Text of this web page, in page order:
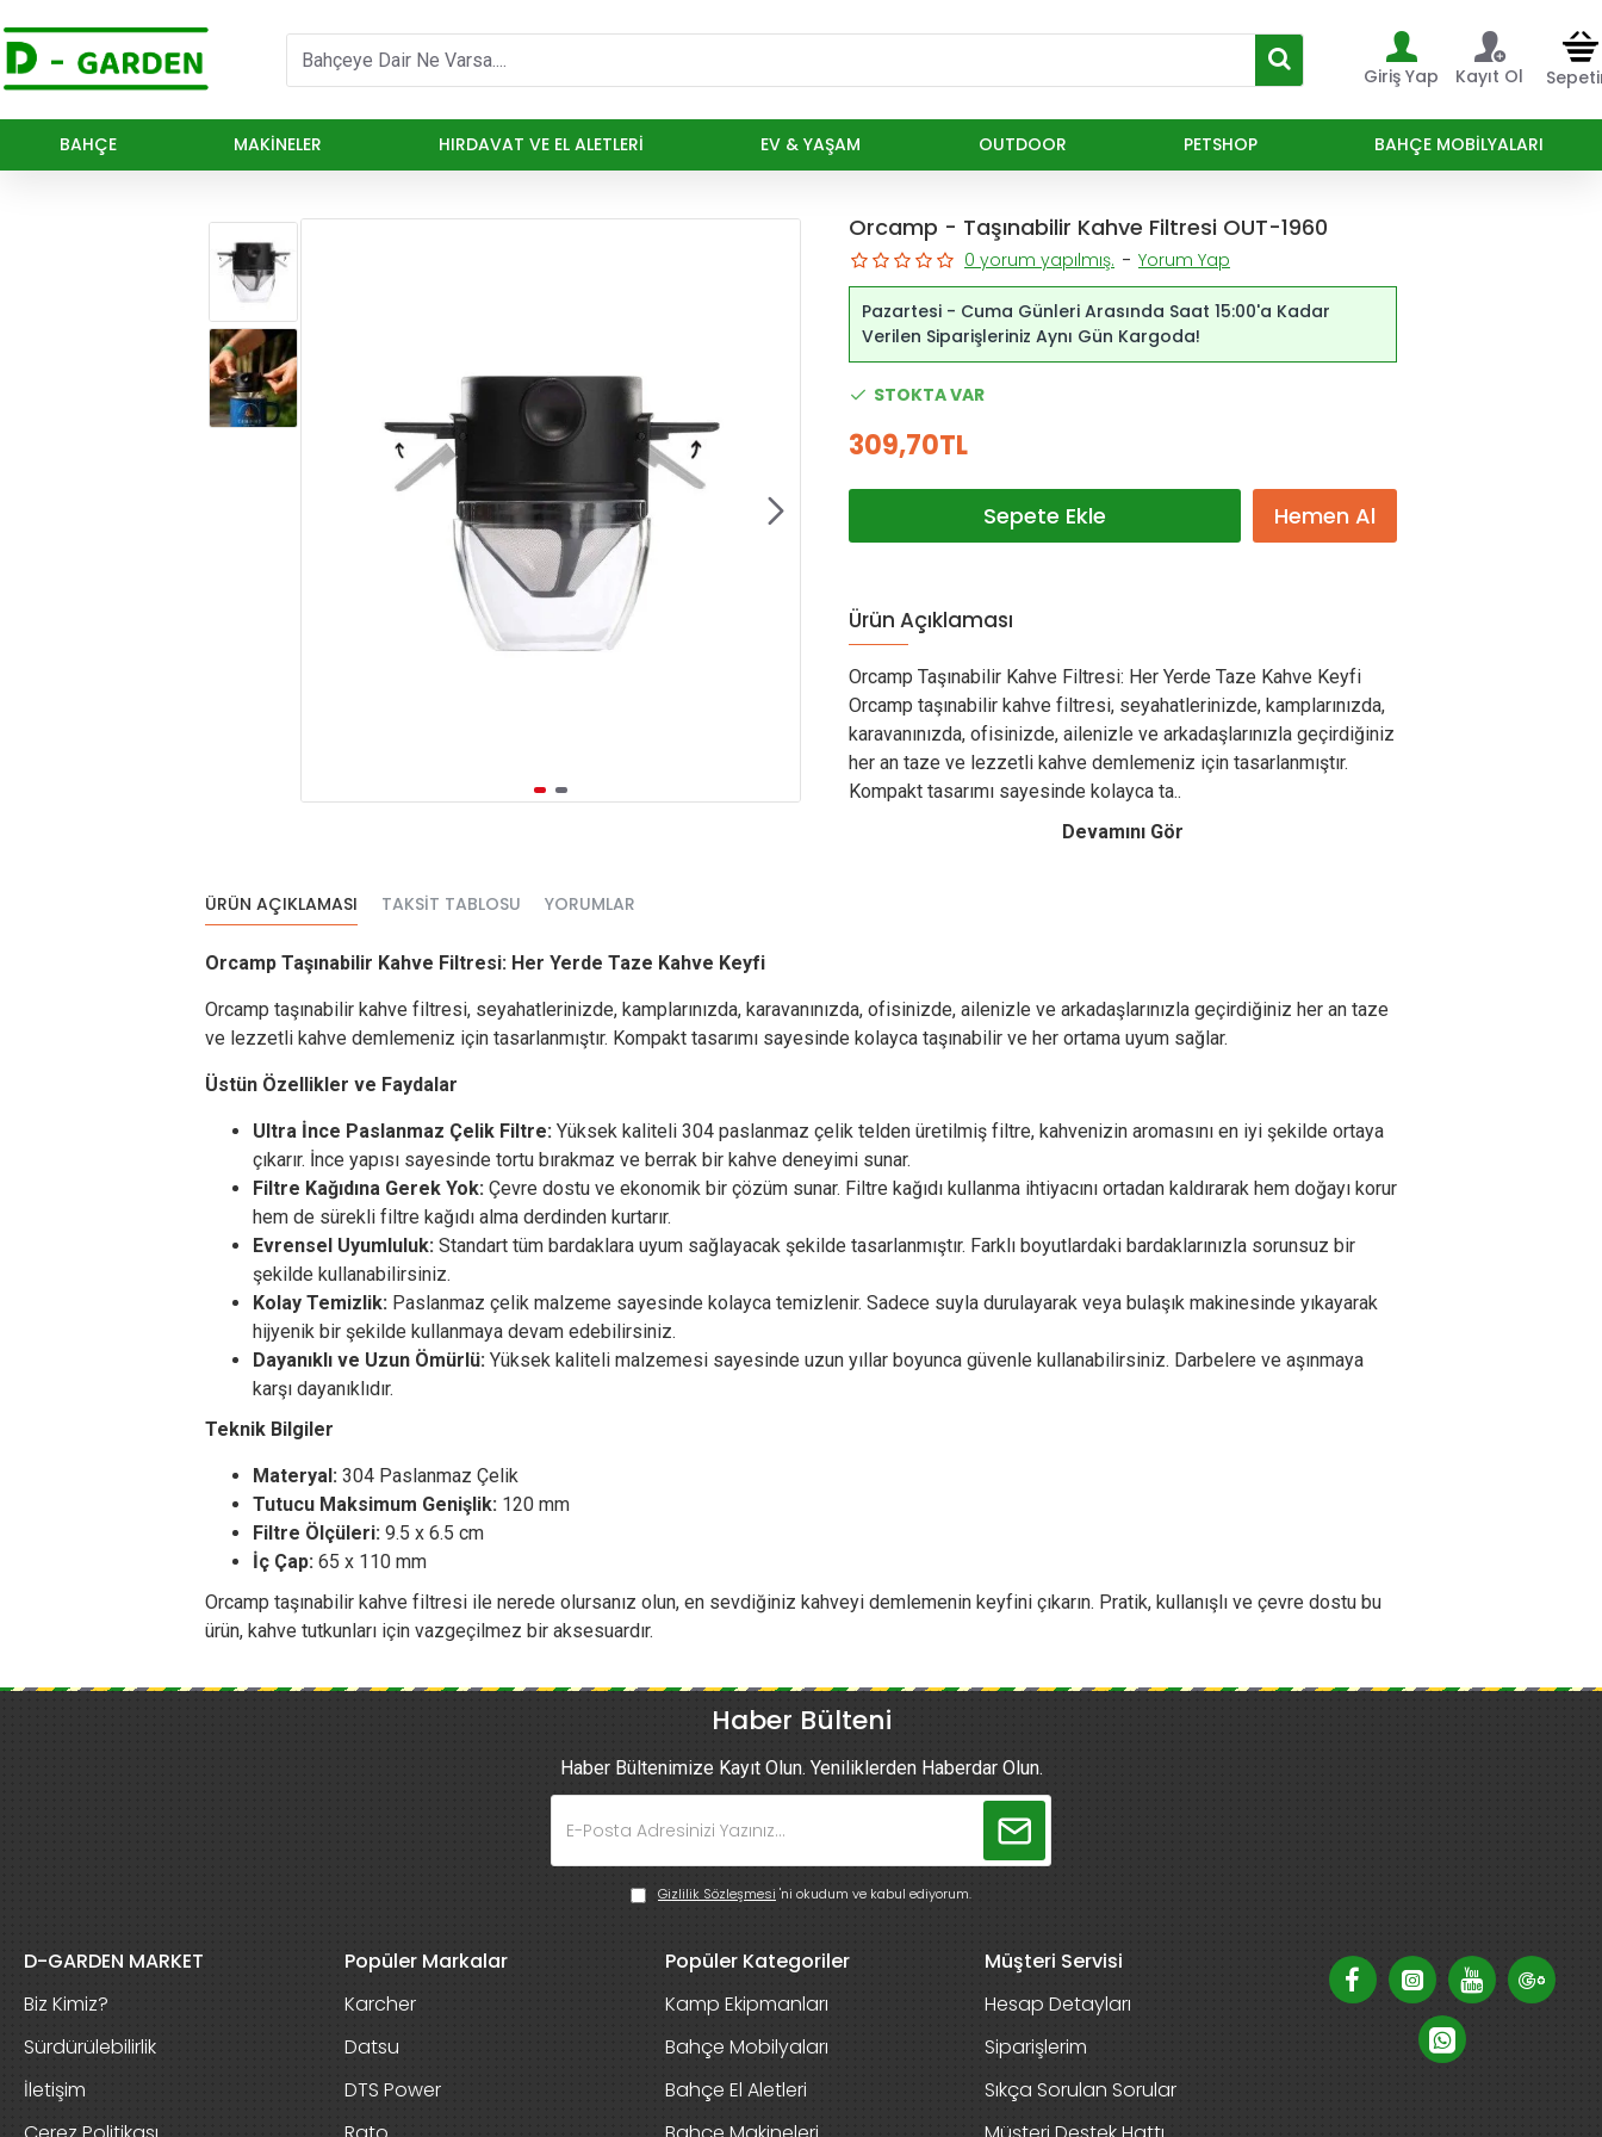
Giriş Yap Kayıt Ol
BAHÇE MAKINELER HIRDAVAT VE EL ALETLERI EV & YAŞAM OUTDOOR PETSHOP BAHÇE MOBILYALARI
Orcamp - Taşınabilir Kahve Filtresi OUT-1960
Pazartesi - Cuma Günleri Arasında Saat 15:00'a Kadar
Verilen Siparişleriniz Aynı Gün Kargoda!
STOKTA VAR
0 yorum yapılmış. - Yorum Yap
309,70TL
Sepete Ekle Hemen Al
Ürün Açıklaması
Orcamp Taşınabilir Kahve Filtresi: Her Yerde Taze Kahve Keyfi
Orcamp taşınabilir kahve filtresi, seyahatlerinizde, kamplarınızda,
karavanınızda, ofisinizde, ailenizle ve arkadaşlarınızla geçirdiğiniz
her an taze ve lezzetli kahve demlemeniz için tasarlanmıştır.
Kompakt tasarımı sayesinde kolayca ta..
Devamını Gör
ÜRÜN AÇIKLAMASI TAKSIT TABLOSU YORUMLAR
Orcamp Taşınabilir Kahve Filtresi: Her Yerde Taze Kahve Keyfi
Orcamp taşınabilir kahve filtresi, seyahatlerinizde, kamplarınızda, karavanınızda, ofisinizde, ailenizle ve arkadaşlarınızla geçirdiğiniz her an taze
ve lezzetli kahve demlemeniz için tasarlanmıştır. Kompakt tasarımı sayesinde kolayca taşınabilir ve her ortama uyum sağlar.
Üstün Özellikler ve Faydalar
Ultra İnce Paslanmaz Çelik Filtre: Yüksek kaliteli 304 paslanmaz çelik telden üretilmiş filtre, kahvenizin aromasını en iyi şekilde ortaya
çıkarır. İnce yapısı sayesinde tortu bırakmaz ve berrak bir kahve deneyimi sunar.
Filtre Kağıdına Gerek Yok: Çevre dostu ve ekonomik bir çözüm sunar. Filtre kağıdı kullanma ihtiyacını ortadan kaldırarak hem doğayı korur
hem de sürekli filtre kağıdı alma derdinden kurtarır.
Evrensel Uyumluluk: Standart tüm bardaklara uyum sağlayacak şekilde tasarlanmıştır. Farklı boyutlardaki bardaklarınızla sorunsuz bir
şekilde kullanabilirsiniz.
Kolay Temizlik: Paslanmaz çelik malzeme sayesinde kolayca temizlenir. Sadece suyla durulayarak veya bulaşık makinesinde yıkayarak
hijyenik bir şekilde kullanmaya devam edebilirsiniz.
Dayanıklı ve Uzun Ömürlü: Yüksek kaliteli malzemesi sayesinde uzun yıllar boyunca güvenle kullanabilirsiniz. Darbelere ve aşınmaya
karşı dayanıklıdır.
Teknik Bilgiler
Materyal: 304 Paslanmaz Çelik
Tutucu Maksimum Genişlik: 120 mm
Filtre Ölçüleri: 9.5 x 6.5 cm
İç Çap: 65 x 110 mm
Orcamp taşınabilir kahve filtresi ile nerede olursanız olun, en sevdiğiniz kahveyi demlemenin keyfini çıkarın. Pratik, kullanışlı ve çevre dostu bu
ürün, kahve tutkunları için vazgeçilmez bir aksesuardır.
Haber Bülteni
Haber Bültenimize Kayıt Olun. Yeniliklerden Haberdar Olun.
Gizlilik Sözleşmesi 'ni okudum ve kabul ediyorum.
D-GARDEN MARKET
Biz Kimiz?
Sürdürülebilirlik
İletişim
Popüler Markalar
Karcher
Datsu
DTS Power
Popüler Kategoriler
Kamp Ekipmanları
Bahçe Mobilyaları
Bahçe El Aletleri
Müşteri Servisi
Hesap Detayları
Siparişlerim
Sıkça Sorulan Sorular